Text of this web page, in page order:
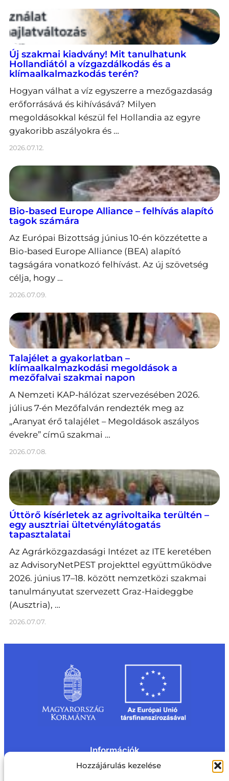
Hozzájárulás kezelése
Új szakmai kiadvány! Mit tanulhatunk
Hollandiától a vízgazdálkodás és a
klímaalkalmazkodás terén?
Hogyan válhat a víz egyszerre a mezőgazdaság
erőforrásává és kihívásává? Milyen
megoldásokkal készül fel Hollandia az egyre
gyakoribb aszályokra és …
2026.07.12.
Bio-based Europe Alliance – felhívás alapító
tagok számára
Az Európai Bizottság június 10-én közzétette a
Bio-based Europe Alliance (BEA) alapító
tagságára vonatkozó felhívást. Az új szövetség
célja, hogy …
2026.07.09.
Talajélet a gyakorlatban –
klímaalkalmazkodási megoldások a
mezőfalvai szakmai napon
A Nemzeti KAP-hálózat szervezésében 2026.
július 7-én Mezőfalván rendezték meg az
„Aranyat érő talajélet – Megoldások aszályos
évekre” című szakmai …
2026.07.08.
Úttörő kísérletek az agrivoltaika terültén –
egy ausztriai ültetvénylátogatás
tapasztalatai
Az Agrárközgazdasági Intézet az ITE keretében
az AdvisoryNetPEST projekttel együttműködve
2026. június 17–18. között nemzetközi szakmai
tanulmányutat szervezett Graz-Haideggbe
(Ausztria), …
2026.07.07.
Információk
Impresszum
Rólunk
Oldaltérkép